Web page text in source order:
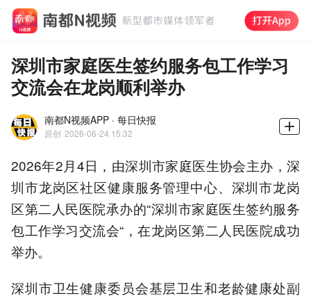
深圳市家庭医生签约服务包工作学习
交流会在龙岗顺利举办
南都N视频APP · 每日快报
原创 2026-06-24 15:32
2026年2月4日，由深圳市家庭医生协会主办，深
圳市龙岗区社区健康服务管理中心、深圳市龙岗
区第二人民医院承办的“深圳市家庭医生签约服务
包工作学习交流会“，在龙岗区第二人民医院成功
举办。
深圳市卫生健康委员会基层卫生和老龄健康处副